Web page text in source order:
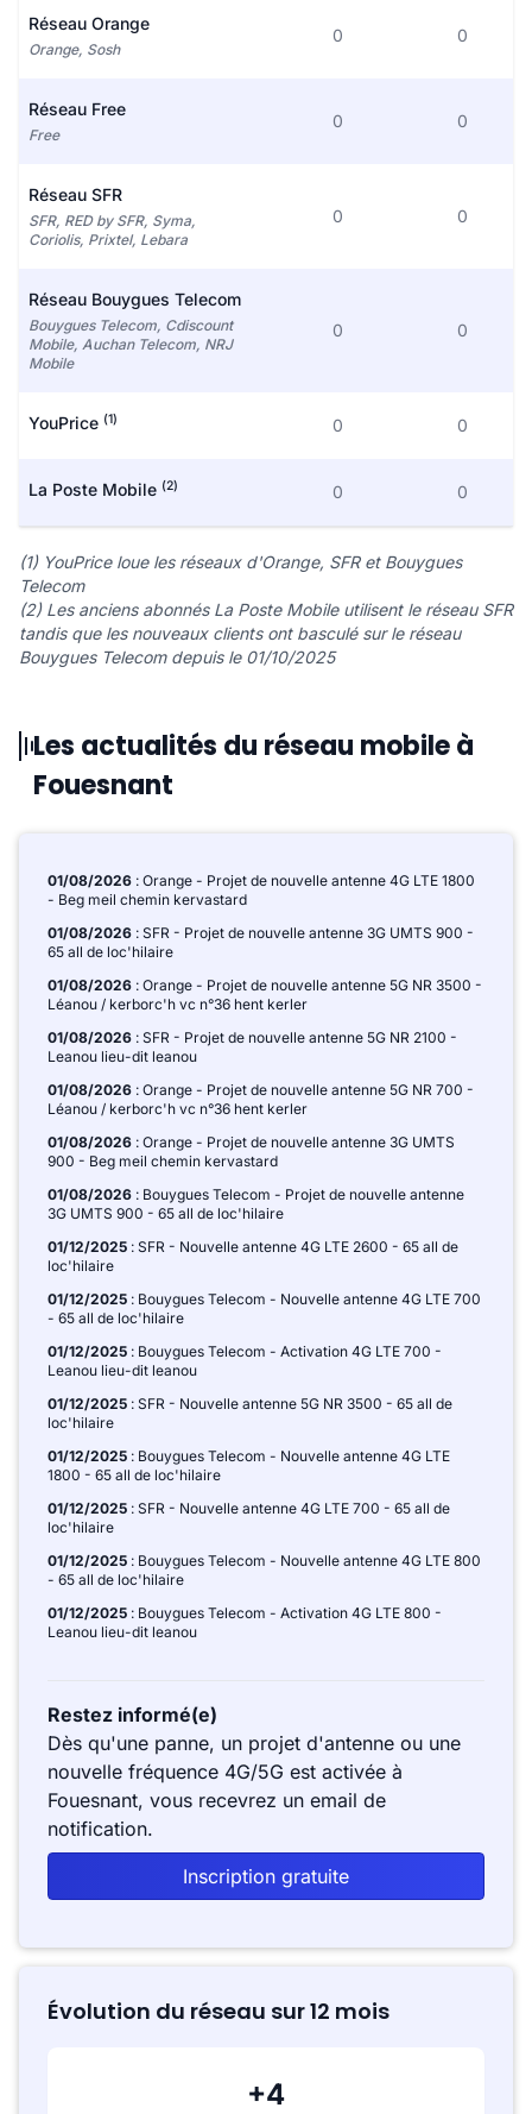
Réseau Orange
Orange, Sosh
0 0
Réseau Free
Free
0 0
Réseau SFR
SFR, RED by SFR, Syma,
Coriolis, Prixtel, Lebara
0 0
Réseau Bouygues Telecom
Bouygues Telecom, Cdiscount
Mobile, Auchan Telecom, NRJ
Mobile
0 0
YouPrice (1) 0 0
La Poste Mobile (2) 0 0
(1) YouPrice loue les réseaux d'Orange, SFR et Bouygues
Telecom
(2) Les anciens abonnés La Poste Mobile utilisent le réseau SFR
tandis que les nouveaux clients ont basculé sur le réseau
Bouygues Telecom depuis le 01/10/2025
Les actualités du réseau mobile à
Fouesnant
01/08/2026 : Orange - Projet de nouvelle antenne 4G LTE 1800
- Beg meil chemin kervastard
01/08/2026 : SFR - Projet de nouvelle antenne 3G UMTS 900 -
65 all de loc'hilaire
01/08/2026 : Orange - Projet de nouvelle antenne 5G NR 3500 -
Léanou / kerborc'h vc n°36 hent kerler
01/08/2026 : SFR - Projet de nouvelle antenne 5G NR 2100 -
Leanou lieu-dit leanou
01/08/2026 : Orange - Projet de nouvelle antenne 5G NR 700 -
Léanou / kerborc'h vc n°36 hent kerler
01/08/2026 : Orange - Projet de nouvelle antenne 3G UMTS
900 - Beg meil chemin kervastard
01/08/2026 : Bouygues Telecom - Projet de nouvelle antenne
3G UMTS 900 - 65 all de loc'hilaire
01/12/2025 : SFR - Nouvelle antenne 4G LTE 2600 - 65 all de
loc'hilaire
01/12/2025 : Bouygues Telecom - Nouvelle antenne 4G LTE 700
- 65 all de loc'hilaire
01/12/2025 : Bouygues Telecom - Activation 4G LTE 700 -
Leanou lieu-dit leanou
01/12/2025 : SFR - Nouvelle antenne 5G NR 3500 - 65 all de
loc'hilaire
01/12/2025 : Bouygues Telecom - Nouvelle antenne 4G LTE
1800 - 65 all de loc'hilaire
01/12/2025 : SFR - Nouvelle antenne 4G LTE 700 - 65 all de
loc'hilaire
01/12/2025 : Bouygues Telecom - Nouvelle antenne 4G LTE 800
- 65 all de loc'hilaire
01/12/2025 : Bouygues Telecom - Activation 4G LTE 800 -
Leanou lieu-dit leanou
Restez informé(e)
Dès qu'une panne, un projet d'antenne ou une
nouvelle fréquence 4G/5G est activée à
Fouesnant, vous recevrez un email de
notification.
Inscription gratuite
Évolution du réseau sur 12 mois
+4